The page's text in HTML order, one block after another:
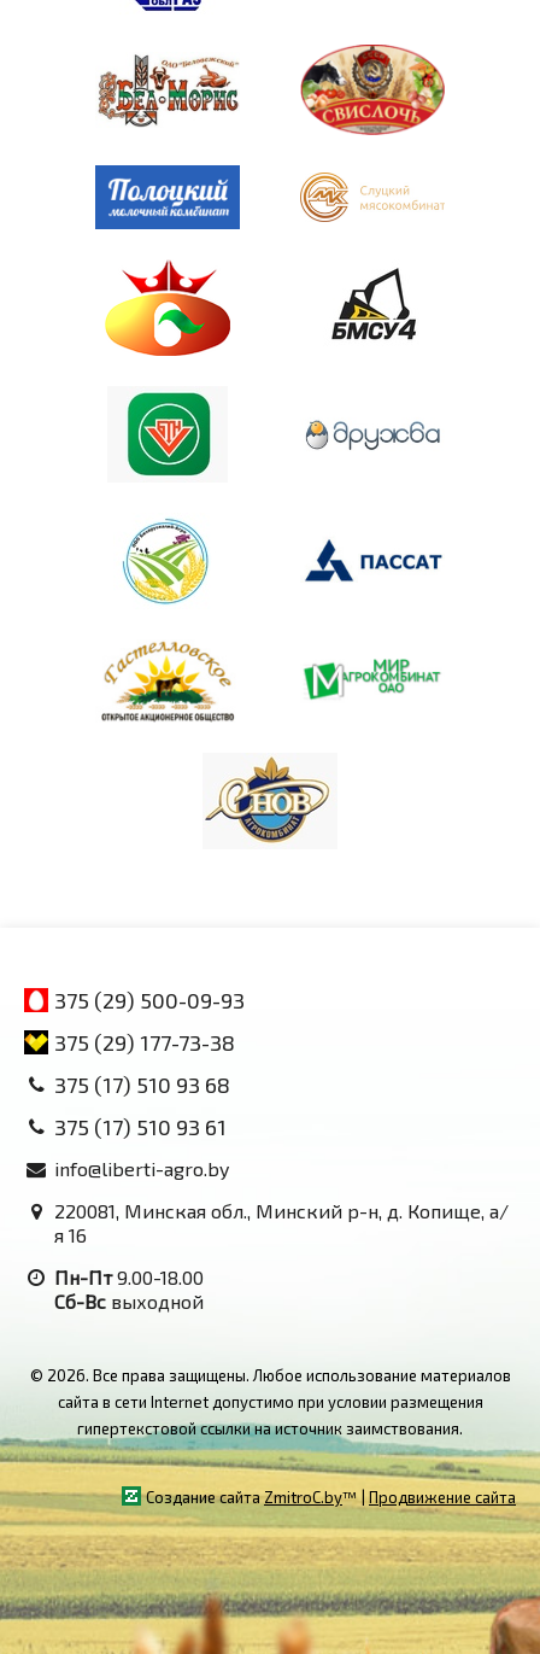
375 (29) 500-09-93
375 (29) 177-73-38
375 (17) 510 93 68
375 (17) 510 93 61
info@liberti-agro.by
220081, Минская обл., Минский р-н, д. Копище, а/
я 16
Пн-Пт9.00-18.00
Сб-Вс выходной
© 2026. Все права защищены. Любое использование материалов
сайта в сети Internet допустимо при условии размещения
гипертекстовой ссылки на источник заимствования.
Создание сайтаZmitroC.by™ | Продвижение сайта